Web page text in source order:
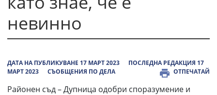
невинно
ДАТА НА ПУБЛИКУВАНЕ 17 МАРТ 2023
ПОСЛЕДНА РЕДАКЦИЯ 17
МАРТ 2023
СЪОБЩЕНИЯ ПО ДЕЛА ОТПЕЧАТАЙ
Районен съд – Дупница одобри споразумение и